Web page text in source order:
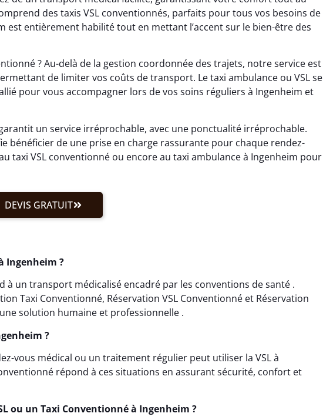
des taxis VSL conventionnés, parfaits pour tous vos besoins de
est entièrement habilité tout en mettant l’accent sur le bien-être des
? Au-delà de la gestion coordonnée des trajets, notre service est
de limiter vos coûts de transport. Le taxi ambulance ou VSL se
pour vous accompagner lors de vos soins réguliers à Ingenheim et
un service irréprochable, avec une ponctualité irréprochable.
bénéficier de une prise en charge rassurante pour chaque rendez-
taxi VSL conventionné ou encore au taxi ambulance à Ingenheim pour
DEVIS GRATUIT
Ingenheim ?
à un transport médicalisé encadré par les conventions de santé .
Taxi Conventionné, Réservation VSL Conventionné et Réservation
solution humaine et professionnelle .
?
vous médical ou un traitement régulier peut utiliser la VSL à
répond à ces situations en assurant sécurité, confort et
ou un Taxi Conventionné à Ingenheim ?